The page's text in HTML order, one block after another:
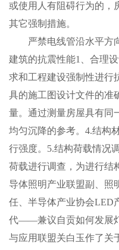
或使用人有阻碍行为的，
其它强制措施。
严禁电线管沿水平方向
建筑的抗震性能1、合理
求和工程建设强制性进行
具的施工图设计文件的
量。通过测量房屋具有同
均匀沉降的参考。4.结构
行强度。5.结构荷载情况
荷载进行调查，为进行
导体照明产业联盟副、照
任、半导体产业协会LED
代——兼议自贡如何发展
与应用联盟关白玉作了关